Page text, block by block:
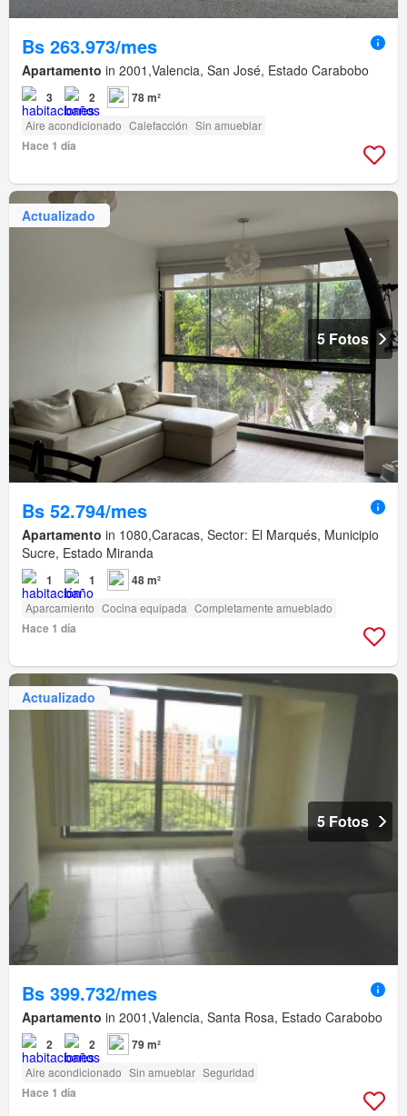
Bs 263.973/mes
Apartamento in 2001,Valencia, San José, Estado Carabobo
3 2 78 m²
Aire acondicionado Calefacción Sin amueblar
Hace 1 día
Actualizado
5 Fotos
Bs 52.794/mes
Apartamento in 1080,Caracas, Sector: El Marqués, Municipio
Sucre, Estado Miranda
1 1 48 m²
Aparcamiento Cocina equipada Completamente amueblado
Hace 1 día
Actualizado
5 Fotos
Bs 399.732/mes
Apartamento in 2001,Valencia, Santa Rosa, Estado Carabobo
2 2 79 m²
Aire acondicionado Sin amueblar Seguridad
Hace 1 día